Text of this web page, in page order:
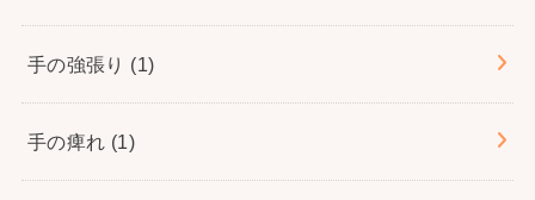
手の強張り (1)
手の痺れ (1)